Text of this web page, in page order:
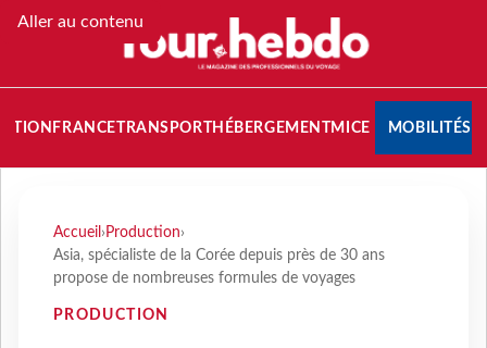
Aller au contenu
FRANCETRANSPORT HÉBERGEMENTMICE MOBILITÉS
Accueil › Production›
Asia, spécialiste de la Corée depuis près de 30 ans
propose de nombreuses formules de voyages
PRODUCTION